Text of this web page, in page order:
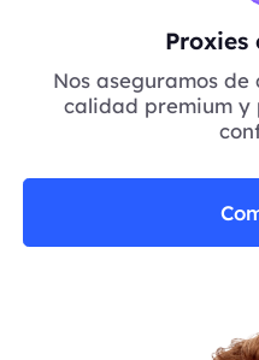
Proxies
Nos aseguramos de
calidad premium y